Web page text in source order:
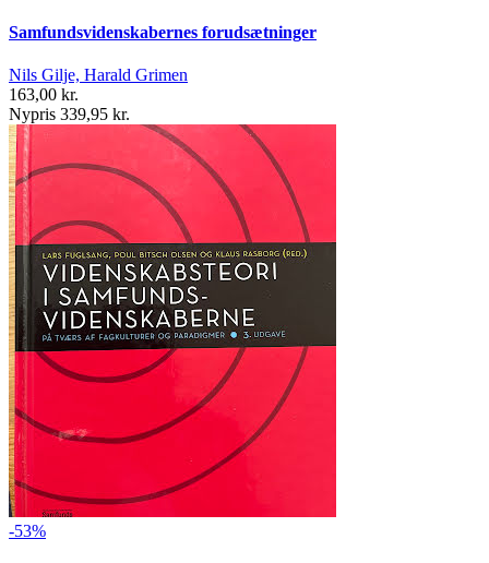
Samfundsvidenskabernes forudsætninger
Nils Gilje, Harald Grimen
163,00 kr.
Nypris 339,95 kr.
-53%